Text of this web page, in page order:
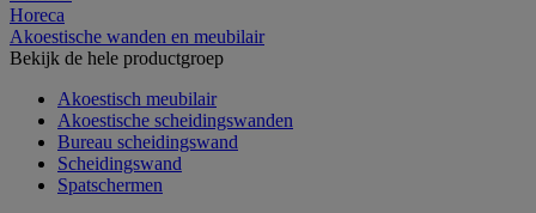
Horeca
Akoestische wanden en meubilair
Bekijk de hele productgroep
Akoestisch meubilair
Akoestische scheidingswanden
Bureau scheidingswand
Scheidingswand
Spatschermen